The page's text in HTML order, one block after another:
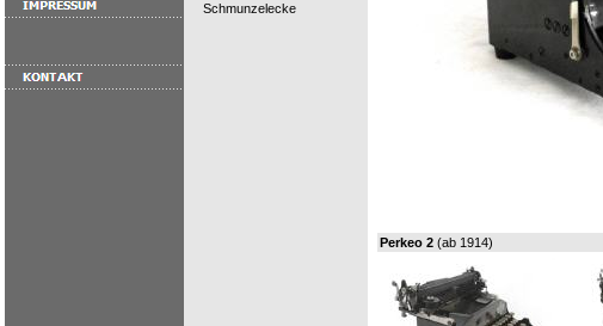
Schmunzelecke
Perkeo 2 (ab 1914)